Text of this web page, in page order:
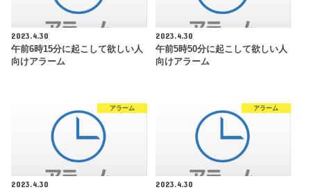
2023.4.30
午前6時15分に起こして欲しい人
向けアラーム
2023.4.30
午前5時50分に起こして欲しい人
向けアラーム
アラーム
2023.4.30
アラーム
2023.4.30